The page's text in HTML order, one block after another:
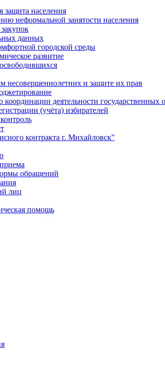
защита населения
неформальной занятости населения
данных
городской среды
развитие
несовершеннолетних и защите их прав
координации деятельности
(учёта) избирателей
контракта г. Михайловск"
обращений
лиц
помощь